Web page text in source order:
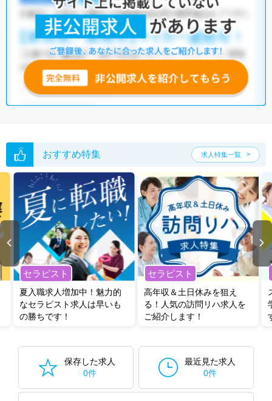
福祉施設
他の条件でも人気の求人がございますので、「こだわり条件」から検索
いただくか、お気軽にお問い合わせください。
全国の機能訓練指導員求人から検索いただくことも可能です。
無料転職支援サービス
にお申し込みいただくと、ご希望条件をヒアリン
グした上で求人をご提案いたします。
ご希望条件がまだ定まっていない方は人気の希望条件をピックアップし
い。
おすすめ特集 求人特集一覧
セラピスト
夏入職求人増加中！魅力的
なセラピスト求人は早いも
の勝ちです！
セラピスト
高年収＆土日休みを狙え
る！人気の訪問リハ求人を
ご紹介します！
保存した求人
0件
最近見た求人
0件